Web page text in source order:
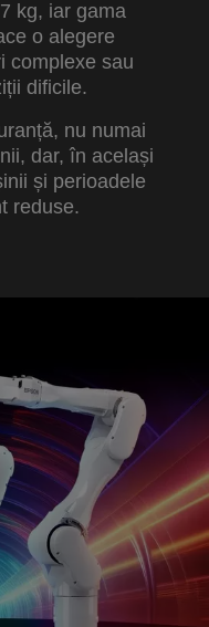
kg, iar gama
o alegere
complexe sau
dificile.
nu numai
dar, în același
și perioadele
reduse.